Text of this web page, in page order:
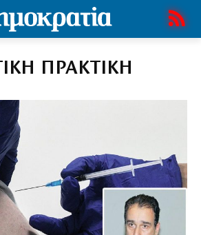
ΠΡΑΚΤΙΚΗ